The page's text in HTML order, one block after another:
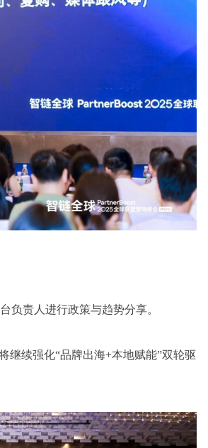
负责人进行政策与趋势分享。
继续强化“品牌出海+本地赋能”双轮驱